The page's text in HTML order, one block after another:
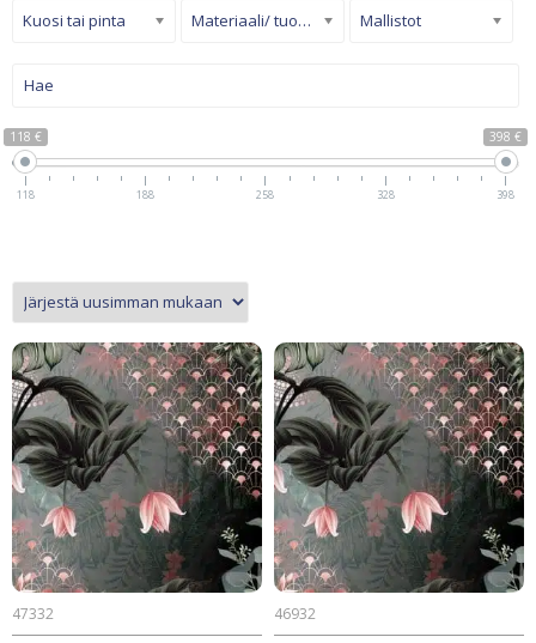
118 € 398 €
118 188 258 328 398
Kuosi tai pinta Materiaali/ tuotetyyppi Mallistot
47332 46932